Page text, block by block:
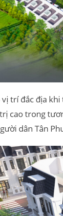
trí đắc địa
cao trong
dân Tân